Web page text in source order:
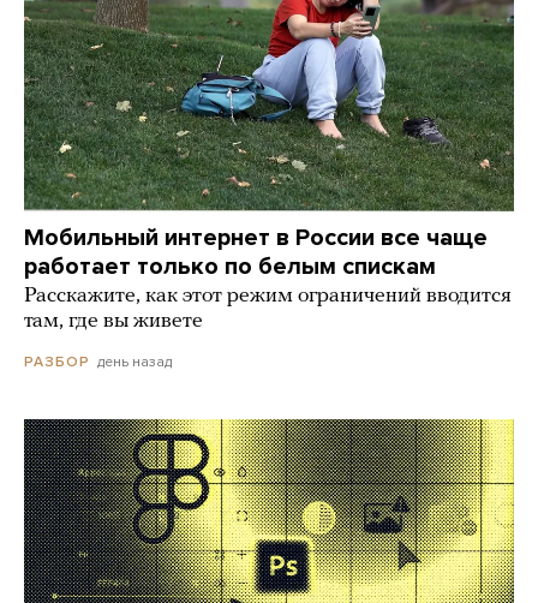
Мобильный интернет в России все чаще
работает только по белым спискам
Расскажите, как этот режим ограничений вводится
там, где вы живете
РАЗБОР день назад